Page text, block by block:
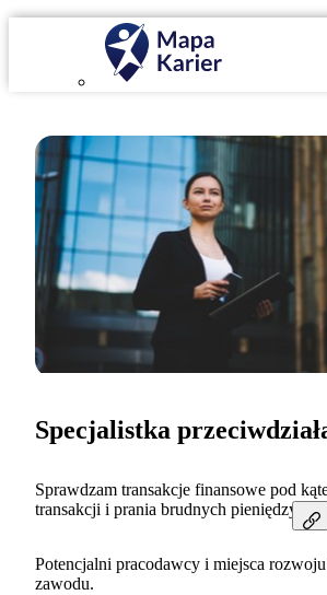
Sprawdzam transakcje finansowe pod
transakcji i prania brudnych pieniędzy.
Potencjalni pracodawcy i miejsca
zawodu.